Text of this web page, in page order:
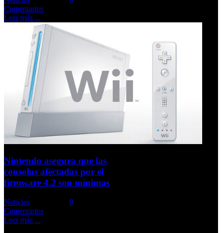
Comentarios
Leer más ...
Nintendo asegura que las
consolas afectadas por el
firmware 4.2 son mínimas
Noticias
0
Comentarios
Leer más ...